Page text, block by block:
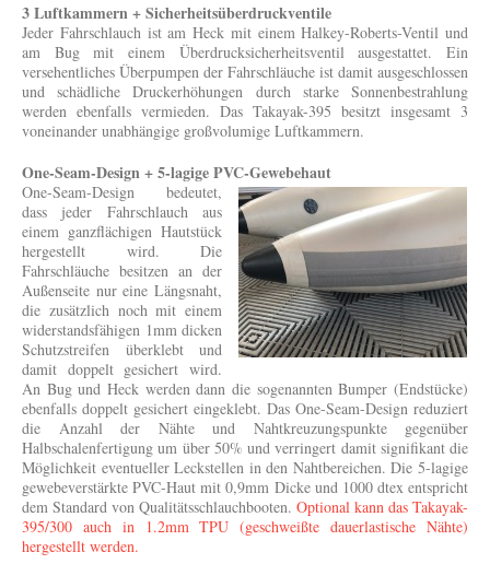
3 Luftkammern + Sicherheitsüberdruckventile
Jeder Fahrschlauch ist am Heck mit einem Halkey-Roberts-Ventil und
am Bug mit einem Überdrucksicherheitsventil ausgestattet. Ein
versehentliches Überpumpen der Fahrschläuche ist damit ausgeschlossen
und schädliche Druckerhöhungen durch starke Sonnenbestrahlung
werden ebenfalls vermieden. Das Takayak-395 besitzt insgesamt 3
voneinander unabhängige großvolumige Luftkammern.
One-Seam-Design + 5-lagige PVC-Gewebehaut
One-Seam-Design bedeutet,
dass jeder Fahrschlauch aus
einem ganzflächigen Hautstück
hergestellt wird. Die
Fahrschläuche besitzen an der
Außenseite nur eine Längsnaht,
die zusätzlich noch mit einem
widerstandsfähigen 1mm dicken
Schutzstreifen überklebt und
damit doppelt gesichert wird.
An Bug und Heck werden dann die sogenannten Bumper (Endstücke)
ebenfalls doppelt gesichert eingeklebt. Das One-Seam-Design reduziert
die Anzahl der Nähte und Nahtkreuzungspunkte gegenüber
Halbschalenfertigung um über 50% und verringert damit signifikant die
Möglichkeit eventueller Leckstellen in den Nahtbereichen. Die 5-lagige
gewebeverstärkte PVC-Haut mit 0,9mm Dicke und 1000 dtex entspricht
dem Standard von Qualitätsschlauchbooten. Optional kann das Takayak-
395/300 auch in 1.2mm TPU (geschweißte dauerlastische Nähte)
hergestellt werden.